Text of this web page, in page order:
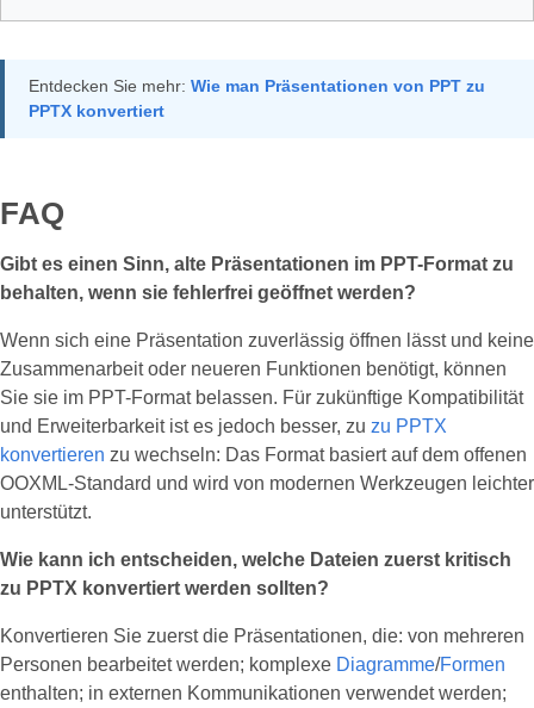
Entdecken Sie mehr: Wie man Präsentationen von PPT zu
PPTX konvertiert
FAQ
Gibt es einen Sinn, alte Präsentationen im PPT-Format zu
behalten, wenn sie fehlerfrei geöffnet werden?
Wenn sich eine Präsentation zuverlässig öffnen lässt und keine
Zusammenarbeit oder neueren Funktionen benötigt, können
Sie sie im PPT-Format belassen. Für zukünftige Kompatibilität
und Erweiterbarkeit ist es jedoch besser, zu zu PPTX
konvertieren zu wechseln: Das Format basiert auf dem offenen
OOXML-Standard und wird von modernen Werkzeugen leichter
unterstützt.
Wie kann ich entscheiden, welche Dateien zuerst kritisch
zu PPTX konvertiert werden sollten?
Konvertieren Sie zuerst die Präsentationen, die: von mehreren
Personen bearbeitet werden; komplexe Diagramme/Formen
enthalten; in externen Kommunikationen verwendet werden;